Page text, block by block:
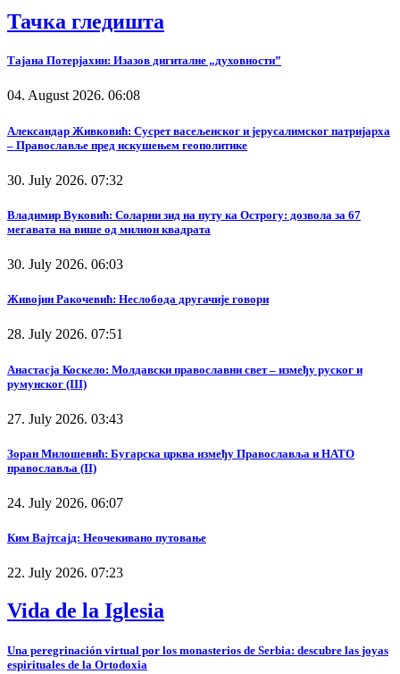
Тачка гледишта
Тајана Потерјахин: Изазов дигиталне „духовности”
04. August 2026. 06:08
Александар Живковић: Сусрет васељенског и јерусалимског патријарха
– Православље пред искушењем геополитике
30. July 2026. 07:32
Владимир Вуковић: Соларни зид на путу ка Острогу: дозвола за 67
мегавата на више од милион квадрата
30. July 2026. 06:03
Живојин Ракочевић: Неслобода другачије говори
28. July 2026. 07:51
Анастасја Коскело: Молдавски православни свет – између руског и
румунског (III)
27. July 2026. 03:43
Зоран Милошевић: Бугарска црква између Православља и НАТО
православља (II)
24. July 2026. 06:07
Ким Вајтсајд: Неочекивано путовање
22. July 2026. 07:23
Vida de la Iglesia
Una peregrinación virtual por los monasterios de Serbia: descubre las joyas
espirituales de la Ortodoxia